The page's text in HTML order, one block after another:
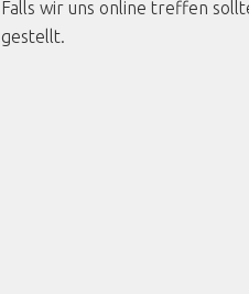
Falls wir uns online treffen
gestellt.